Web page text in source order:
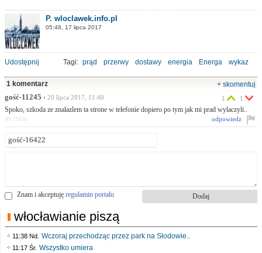
P. wloclawek.info.pl
05:48, 17 lipca 2017
Udostępnij Tagi: prąd przerwy dostawy energia Energa wykaz
1 komentarz
+ skomentuj
gość-11245 • 20 lipca 2017, 11:40
Spoko, szkoda ze znalazlem ta strone w telefonie dopiero po tym jak mi prad wylaczyli..
1 1
odpowiedz
ID:72938
Znam i akceptuję regulamin portalu
włocławianie piszą
11:38 Nd. Wczoraj przechodząc przez park na Słodowie..
11:17 Śr. Wszystko umiera